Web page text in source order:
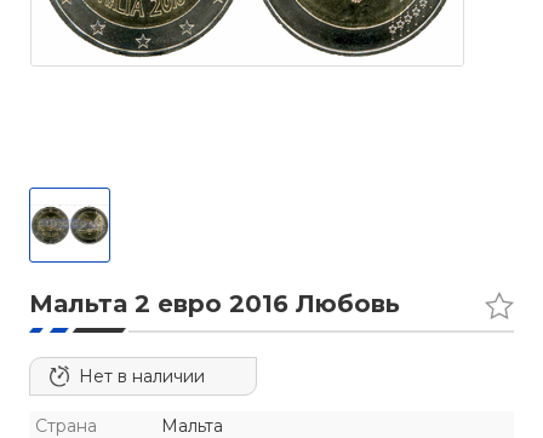
Мальта 2 евро 2016 Любовь
Нет в наличии
Страна
Мальта